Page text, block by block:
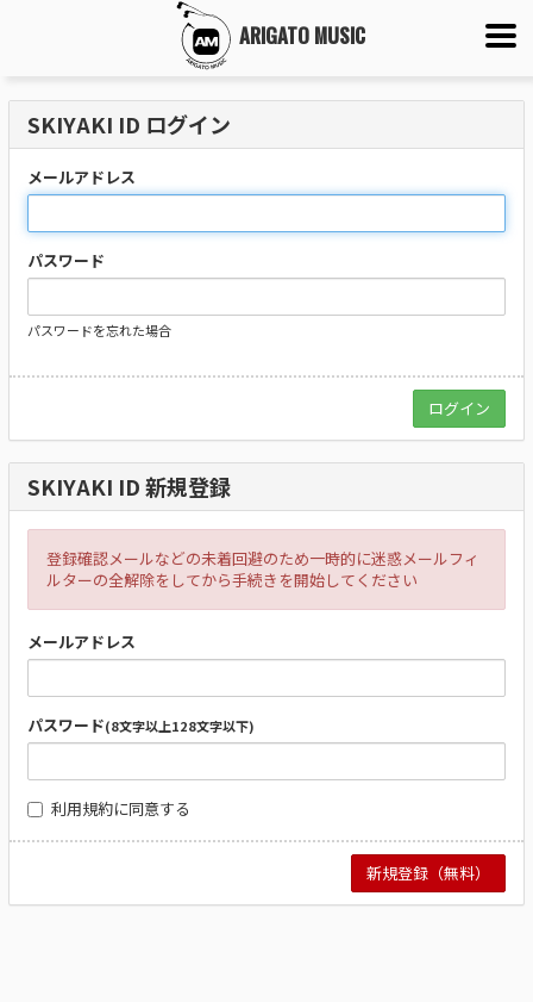
ARIGATO MUSIC
SKIYAKI ID ログイン
メールアドレス
パスワード
パスワードを忘れた場合
SKIYAKI ID 新規登録
登録確認メールなどの未着回避のため一時的に迷惑メールフィ
ルターの全解除をしてから手続きを開始してください
メールアドレス
パスワード(8文字以上128文字以下)
利用規約に同意する